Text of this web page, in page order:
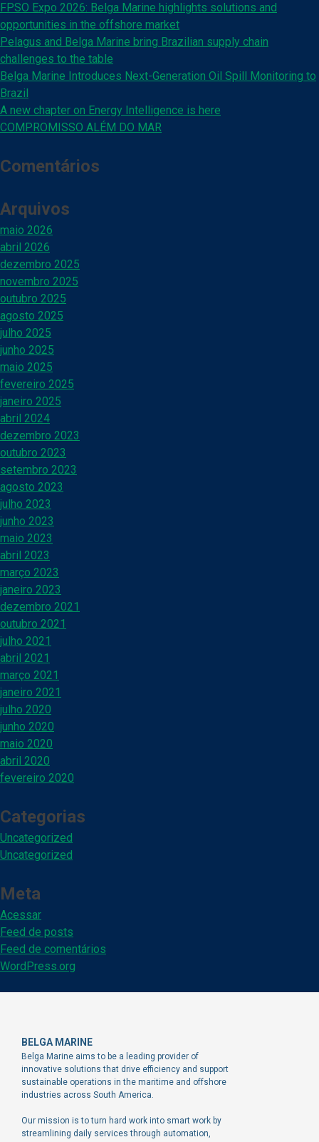
FPSO Expo 2026: Belga Marine highlights solutions and
opportunities in the offshore market
Pelagus and Belga Marine bring Brazilian supply chain
challenges to the table
Belga Marine Introduces Next-Generation Oil Spill Monitoring to
Brazil
A new chapter on Energy Intelligence is here
COMPROMISSO ALÉM DO MAR
Comentários
Arquivos
maio 2026
abril 2026
dezembro 2025
novembro 2025
outubro 2025
agosto 2025
julho 2025
junho 2025
maio 2025
fevereiro 2025
janeiro 2025
abril 2024
dezembro 2023
outubro 2023
setembro 2023
agosto 2023
julho 2023
junho 2023
maio 2023
abril 2023
março 2023
janeiro 2023
dezembro 2021
outubro 2021
julho 2021
abril 2021
março 2021
janeiro 2021
julho 2020
junho 2020
maio 2020
abril 2020
fevereiro 2020
Categorias
Uncategorized
Uncategorized
Meta
Acessar
Feed de posts
Feed de comentários
WordPress.org
BELGA MARINE
Belga Marine aims to be a leading provider of
innovative solutions that drive efficiency and support
sustainable operations in the maritime and offshore
industries across South America.
Our mission is to turn hard work into smart work by
streamlining daily services through automation,